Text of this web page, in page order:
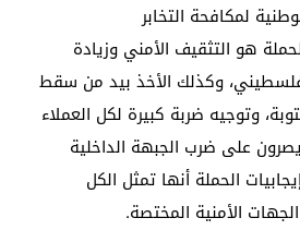
لمكافحة التخابر
هو التثقيف الأمني وزيادة
وكذلك الأخذ بيد من سقط
وتوجيه ضربة كبيرة لكل العملاء
على ضرب الجبهة الداخلية
الحملة أنها تمثل الكل
الأمنية المختصة.